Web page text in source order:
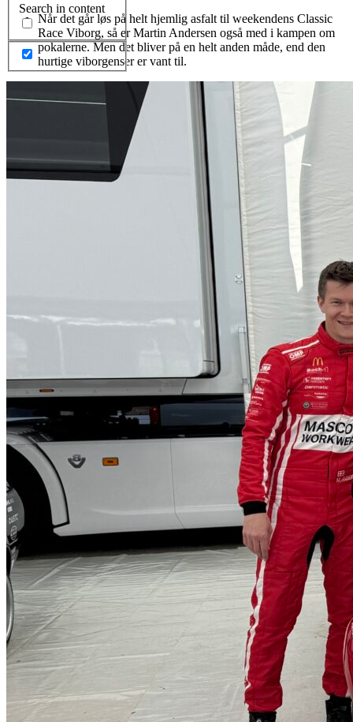
Search in content
Når det går løs på helt hjemlig asfalt til weekendens Classic
Race Viborg, så er Martin Andersen også med i kampen om
pokalerne. Men det bliver på en helt anden måde, end den
hurtige viborgenser er vant til.